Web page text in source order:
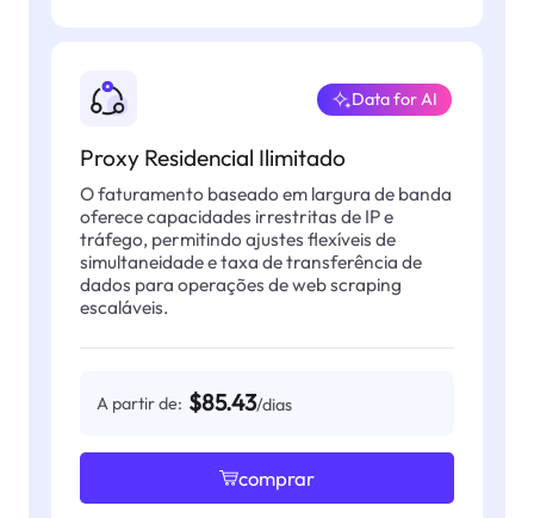
Proxy Residencial Ilimitado
Data for AI
O faturamento baseado em largura de banda
oferece capacidades irrestritas de IP e
tráfego, permitindo ajustes flexíveis de
simultaneidade e taxa de transferência de
dados para operações de web scraping
escaláveis.
A partir de: $85.43/dias
comprar